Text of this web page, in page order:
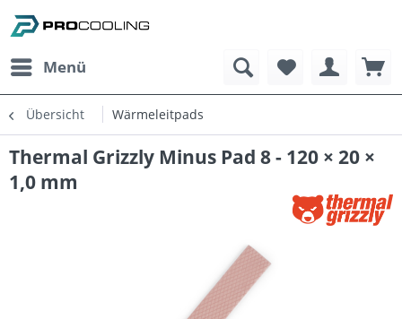
Menü
Übersicht Wärmeleitpads
Thermal Grizzly Minus Pad 8 - 120 × 20 ×
1,0 mm